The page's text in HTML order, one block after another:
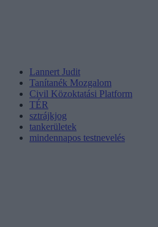
Lannert Judit
Tanítanék Mozgalom
Civil Közoktatási Platform
TÉR
sztrájkjog
tankerületek
mindennapos testnevelés